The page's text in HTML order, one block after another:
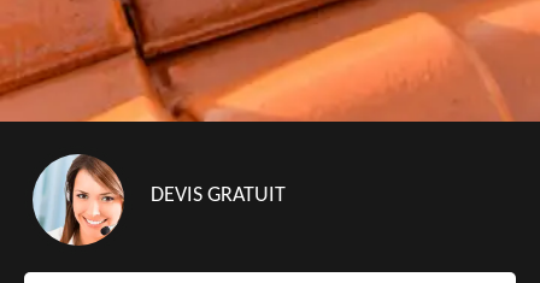
DEVIS GRATUIT